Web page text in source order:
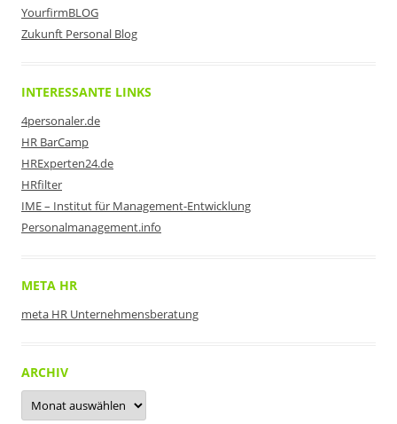
YourfirmBLOG
Zukunft Personal Blog
INTERESSANTE LINKS
4personaler.de
HR BarCamp
HRExperten24.de
HRfilter
IME – Institut für Management-Entwicklung
Personalmanagement.info
META HR
meta HR Unternehmensberatung
ARCHIV
Archiv